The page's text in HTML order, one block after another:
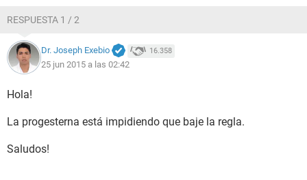
RESPUESTA 1 / 2
Dr. Joseph Exebio 16.358
25 jun 2015 a las 02:42
Hola!
La progesterna está impidiendo que baje la regla.
Saludos!